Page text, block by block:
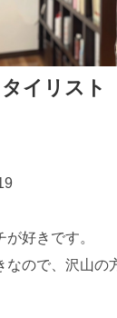
イリスト
好きです。
なので、沢山の